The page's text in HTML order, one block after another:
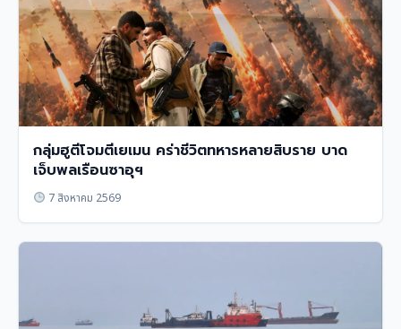
กลุ่มฮูตีโจมตีเยเมน คร่าชีวิตทหารหลายสิบราย บาด
เจ็บพลเรือนซาอุฯ
7 สิงหาคม 2569